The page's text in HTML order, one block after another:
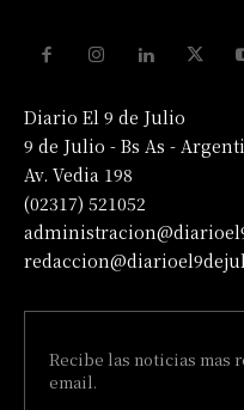
Diario El 9 de Julio
9 de Julio - Bs As -
Av. Vedia 198
(02317) 521052
Recibe las noticias mas
email.